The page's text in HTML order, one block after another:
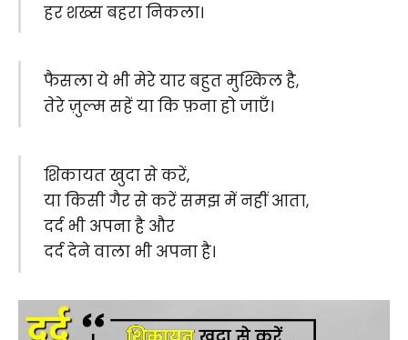
हर शख्स बहरा निकला।
फैसला ये भी मेरे यार बहुत मुश्किल है,
तेरे ज़ुल्म सहें या कि फ़ना हो जाएँ।
शिकायत खुदा से करें,
या किसी गैर से करें समझ में नहीं आता,
दर्द भी अपना है और
दर्द देने वाला भी अपना है।